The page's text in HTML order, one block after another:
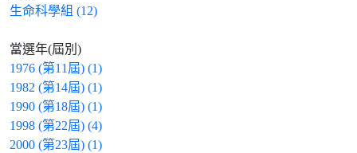
生命科學組 (12)
當選年(屆別)
1976 (第11屆) (1)
1982 (第14屆) (1)
1990 (第18屆) (1)
1998 (第22屆) (4)
2000 (第23屆) (1)